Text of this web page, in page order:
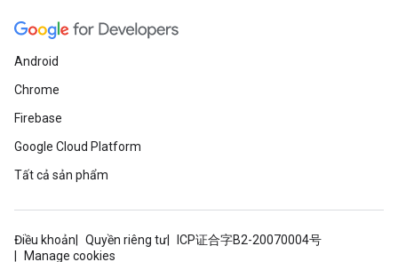
Android
Chrome
Firebase
Google Cloud Platform
Tất cả sản phẩm
Điều khoản Quyền riêng tư
ICP证合字B2-20070004号
Manage cookies